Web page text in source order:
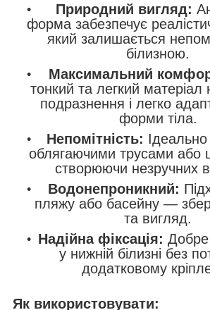
Природний вигляд:
форма забезпечує
який залишається
білизною.
Максимальний
тонкий та легкий матеріал
подразнення і легко
форми тіла.
Непомітність:
облягаючими трусами або
створюючи незручних
Водонепроникний:
пляжу або басейну —
та вигляд.
Надійна фіксація: Добре
у нижній білизні без
додатковому
Як використовувати: